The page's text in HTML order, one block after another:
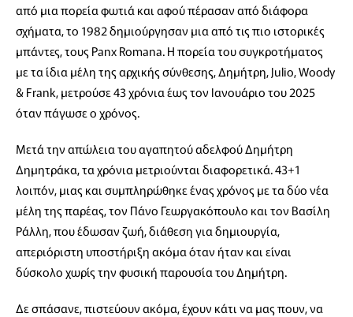
από μια πορεία φωτιά και αφού πέρασαν από διάφορα
σχήματα, το 1982 δημιούργησαν μια από τις πιο ιστορικές
μπάντες, τους Panx Romana. Η πορεία του συγκροτήματος
με τα ίδια μέλη της αρχικής σύνθεσης, Δημήτρη, Julio, Woody
& Frank, μετρούσε 43 χρόνια έως τον Ιανουάριο του 2025
όταν πάγωσε ο χρόνος.
Μετά την απώλεια του αγαπητού αδελφού Δημήτρη
Δημητράκα, τα χρόνια μετριούνται διαφορετικά. 43+1
λοιπόν, μιας και συμπληρώθηκε ένας χρόνος με τα δύο νέα
μέλη της παρέας, τον Πάνο Γεωργακόπουλο και τον Βασίλη
Ράλλη, που έδωσαν ζωή, διάθεση για δημιουργία,
απεριόριστη υποστήριξη ακόμα όταν ήταν και είναι
δύσκολο χωρίς την φυσική παρουσία του Δημήτρη.
Δε σπάσανε, πιστεύουν ακόμα, έχουν κάτι να μας πουν, να